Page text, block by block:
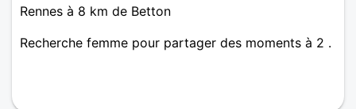
Rennes à 8 km de Betton
Recherche femme pour partager des moments à 2 .